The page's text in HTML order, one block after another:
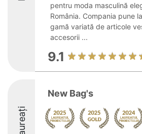
pentru moda masculină
România. Compania pune
gamă variată de articole
accesorii ...
9.1
Laureați
New Bag's